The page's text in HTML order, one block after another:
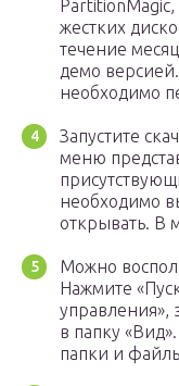
жестких
течение
демо
необходимо
Запустите
меню
необходимо
открывать. В
Можно
Нажмите
управления»,
в папку
папки и